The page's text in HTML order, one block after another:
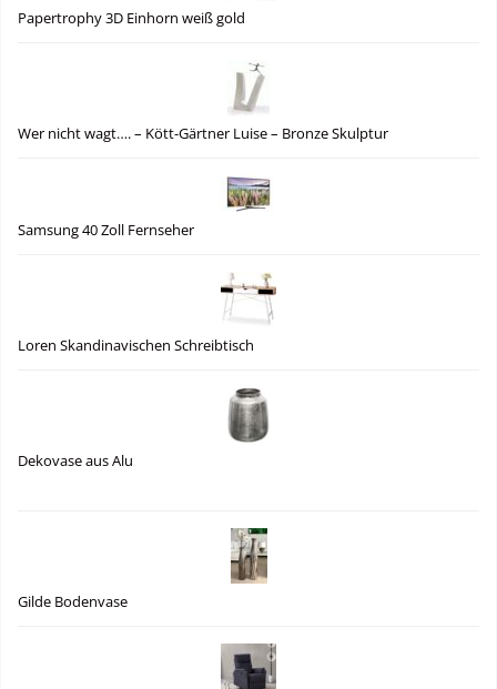
Papertrophy 3D Einhorn weiß gold
Wer nicht wagt…. – Kött-Gärtner Luise – Bronze Skulptur
Samsung 40 Zoll Fernseher
Loren Skandinavischen Schreibtisch
Dekovase aus Alu
Gilde Bodenvase